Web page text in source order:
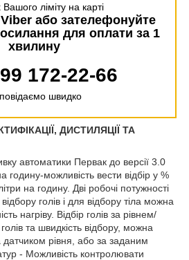
ліміту на карті
або зателефонуйте
для оплати за 1
хвилину
172-22-66
швидко
ДИСТИЛЯЦІЇ ТА
автоматики Первак до версії 3.0
годину-можливість вести відбір у %
на годину. Дві робочі потужності
голів і для відбору тіла можна
нагріву. Відбір голів за рівнем/
та швидкість відбору, можна
датчиком рівня, або за заданим
- Можливість контролювати